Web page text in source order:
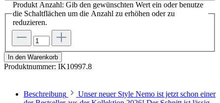
Produkt Anzahl: Gib den gewünschten Wert ein oder benutze
die Schaltflächen um die Anzahl zu erhöhen oder zu
reduzieren.
In den Warenkorb
Produktnummer: IK10997.8
Beschreibung
Unser neuer Style Nemo ist jetzt schon einer